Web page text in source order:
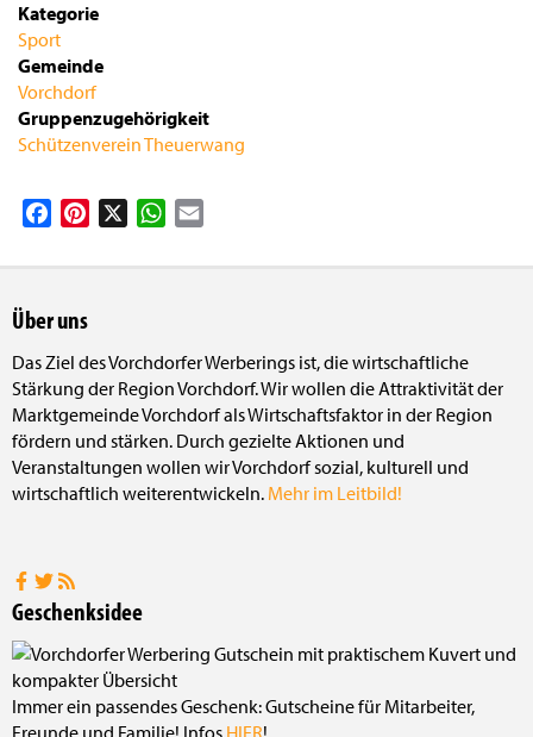
Kategorie
Sport
Gemeinde
Vorchdorf
Gruppenzugehörigkeit
Schützenverein Theuerwang
FacebookPinterest WhatsApp
Über uns
Das Ziel des Vorchdorfer Werberings ist, die wirtschaftliche
Stärkung der Region Vorchdorf. Wir wollen die Attraktivität der
Marktgemeinde Vorchdorf als Wirtschaftsfaktor in der Region
fördern und stärken. Durch gezielte Aktionen und
Veranstaltungen wollen wir Vorchdorf sozial, kulturell und
wirtschaftlich weiterentwickeln. Mehr im Leitbild!
Geschenksidee
Immer ein passendes Geschenk: Gutscheine für Mitarbeiter,